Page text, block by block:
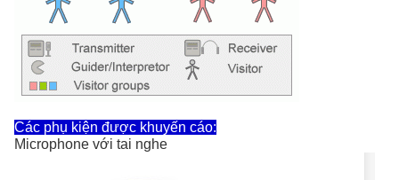
Các phụ kiện được khuyến cáo:
Microphone với tai nghe